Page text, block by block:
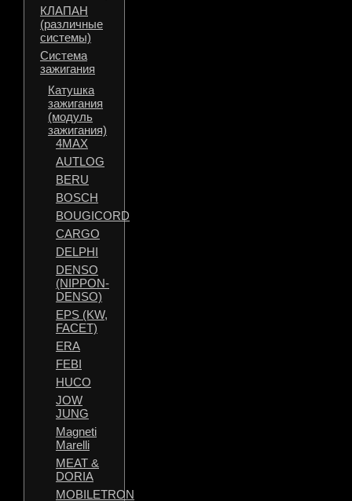
КЛАПАН
(различные
системы)
Система
зажигания
Катушка
зажигания
(модуль
зажигания)
4MAX
AUTLOG
BERU
BOSCH
BOUGICORD
CARGO
DELPHI
DENSO
(NIPPON-
DENSO)
EPS (KW,
FACET)
ERA
FEBI
HUCO
JOW
JUNG
Magneti
Marelli
MEAT &
DORIA
MOBILETRON